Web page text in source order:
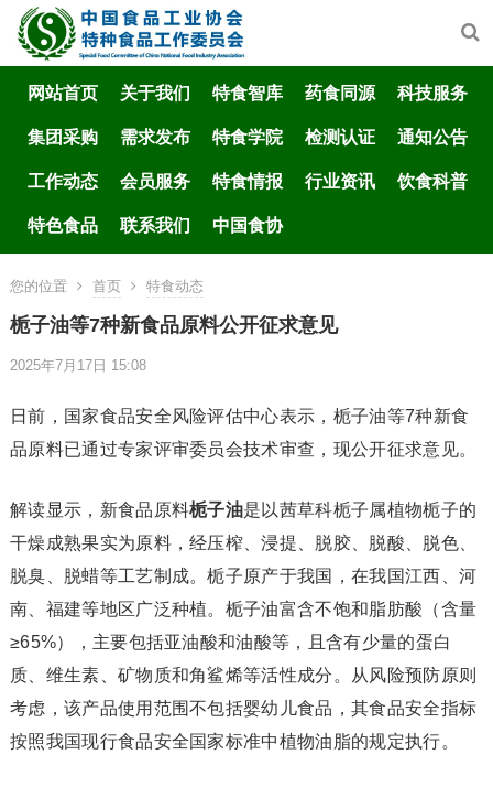
网站首页 关于我们 特食智库 药食同源 科技服务
集团采购 需求发布 特食学院 检测认证 通知公告
工作动态 会员服务 特食情报 行业资讯 饮食科普
特色食品 联系我们 中国食协
您的位置 首页 特食动态
栀子油等7种新食品原料公开征求意见
2025年7月17日 15:08
日前，国家食品安全风险评估中心表示，栀子油等7种新食
品原料已通过专家评审委员会技术审查，现公开征求意见。
解读显示，新食品原料栀子油是以茜草科栀子属植物栀子的
干燥成熟果实为原料，经压榨、浸提、脱胶、脱酸、脱色、
脱臭、脱蜡等工艺制成。栀子原产于我国，在我国江西、河
南、福建等地区广泛种植。栀子油富含不饱和脂肪酸（含量
≥65%），主要包括亚油酸和油酸等，且含有少量的蛋白
质、维生素、矿物质和角鲨烯等活性成分。从风险预防原则
考虑，该产品使用范围不包括婴幼儿食品，其食品安全指标
按照我国现行食品安全国家标准中植物油脂的规定执行。